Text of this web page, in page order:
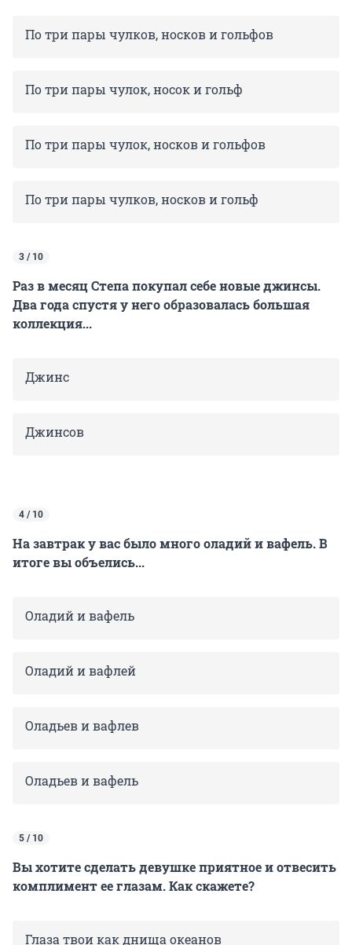
По три пары чулков, носков и гольфов
По три пары чулок, носок и гольф
По три пары чулок, носков и гольфов
По три пары чулков, носков и гольф
3 / 10
Раз в месяц Степа покупал себе новые джинсы.
Два года спустя у него образовалась большая
коллекция...
Джинс
Джинсов
4 / 10
На завтрак у вас было много оладий и вафель. В
итоге вы объелись...
Оладий и вафель
Оладий и вафлей
Оладьев и вафлев
Оладьев и вафель
5 / 10
Вы хотите сделать девушке приятное и отвесить
комплимент ее глазам. Как скажете?
Глаза твои как днища океанов